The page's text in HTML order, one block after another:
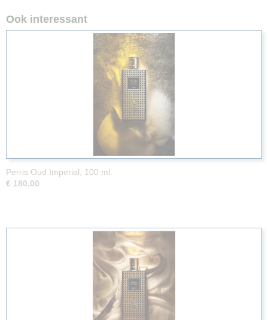
Ook interessant
Perris Oud Imperial, 100 ml.
€ 180,00